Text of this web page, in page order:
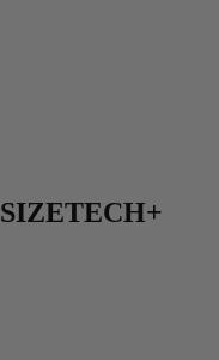
SIZETECH+